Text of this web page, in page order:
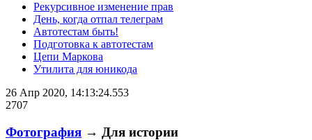
xelbot.ru
Рекурсивное изменение прав
День, когда отпал телеграм
Автотестам быть!
Подготовка к автотестам
Цепи Маркова
Утилита для юникода
26 Апр 2020, 14:13:24.553
2707
Фотография → Для истории